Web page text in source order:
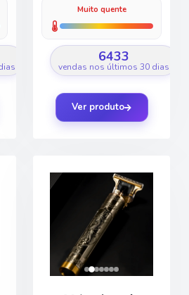
Muito quente
6433
vendas nos últimos 30 dias
Ver produto